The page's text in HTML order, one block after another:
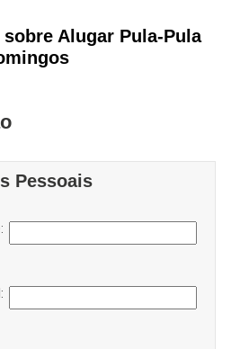
Alugar Pula-Pula
Pessoais